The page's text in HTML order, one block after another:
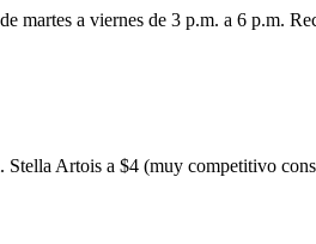
a viernes de 3 p.m. a 6 p.m.
Artois a $4 (muy competitivo